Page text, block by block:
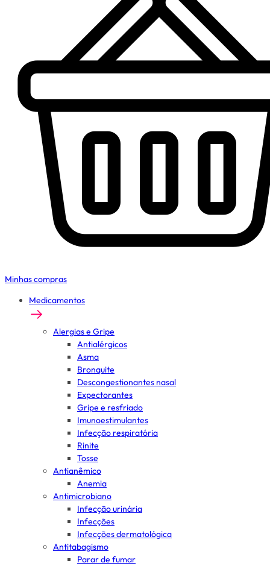
Minhas compras
Medicamentos
Alergias e Gripe
Antialérgicos
Asma
Bronquite
Descongestionantes nasal
Expectorantes
Gripe e resfriado
Imunoestimulantes
Infecção respiratória
Rinite
Tosse
Antianêmico
Anemia
Antimicrobiano
Infecção urinária
Infecções
Infecções dermatológica
Antitabagismo
Parar de fumar